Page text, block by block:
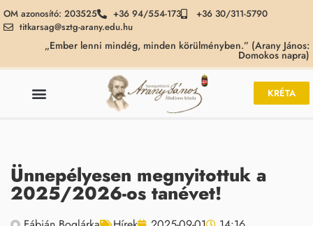
OM azonosító: 203525 +36 94/554-173
+36 30/311-5790
titkarsag@sztg-arany.edu.hu
„Ember lenni mindég, minden körülményben.” (Arany János:
Domokos napra)
KRÉTA
Ünnepélyesen megnyitottuk a
2025/2026-os tanévet!